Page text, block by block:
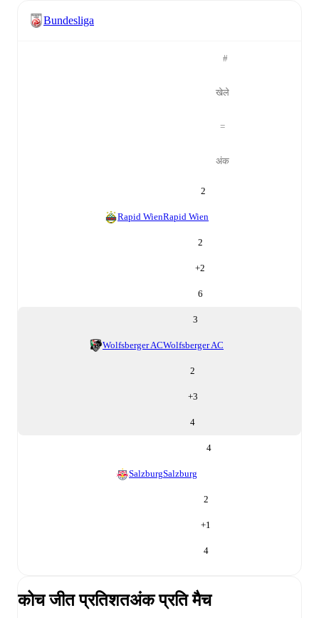
Bundesliga
#
खेले
=
अंक
2
Rapid WienRapid Wien
2
+2
6
3
Wolfsberger ACWolfsberger AC
2
+3
4
4
SalzburgSalzburg
2
+1
4
कोच जीत प्रतिशतअंक प्रति मैच